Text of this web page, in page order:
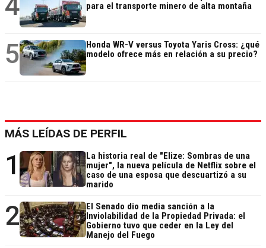
para el transporte minero de alta montaña
5
Honda WR-V versus Toyota Yaris Cross: ¿qué
modelo ofrece más en relación a su precio?
MÁS LEÍDAS DE PERFIL
1
La historia real de "Elize: Sombras de una
mujer", la nueva película de Netflix sobre el
caso de una esposa que descuartizó a su
marido
2
El Senado dio media sanción a la
Inviolabilidad de la Propiedad Privada: el
Gobierno tuvo que ceder en la Ley del
Manejo del Fuego